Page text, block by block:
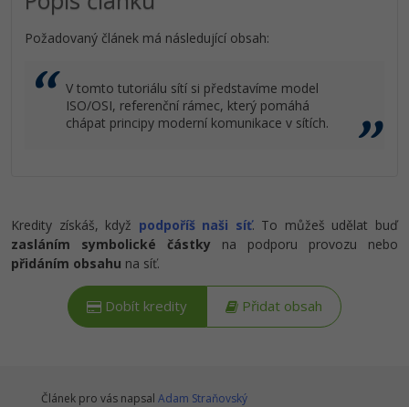
Požadovaný článek má následující obsah:
V tomto tutoriálu sítí si představíme model
ISO/OSI, referenční rámec, který pomáhá
chápat principy moderní komunikace v sítích.
Kredity získáš, když podpoříš naši síť. To můžeš udělat buď
zasláním symbolické částky na podporu provozu nebo
přidáním obsahu na síť.
Dobít kredity Přidat obsah
Článek pro vás napsal Adam Straňovský